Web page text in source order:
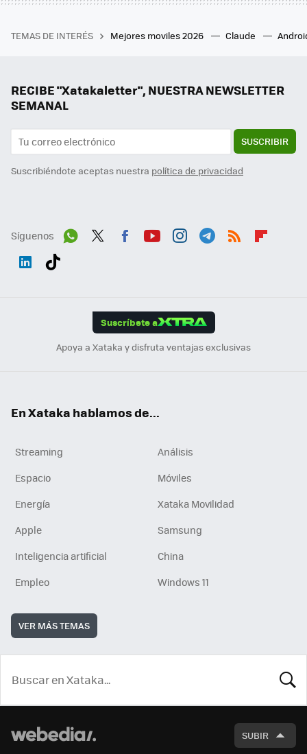
TEMAS DE INTERÉS Mejores moviles 2026 Claude
RECIBE "Xatakaletter", NUESTRA NEWSLETTER
SEMANAL
SUSCRIBIR
Suscribiéndote aceptas nuestra política de privacidad
Síguenos
Suscríbete a
Apoya a Xataka y disfruta ventajas exclusivas
En Xataka hablamos de...
Streaming
Análisis
Espacio
Móviles
Energía
Xataka Movilidad
Apple
Samsung
Inteligencia artificial
China
Empleo
Windows 11
VER MÁS TEMAS
SUBIR